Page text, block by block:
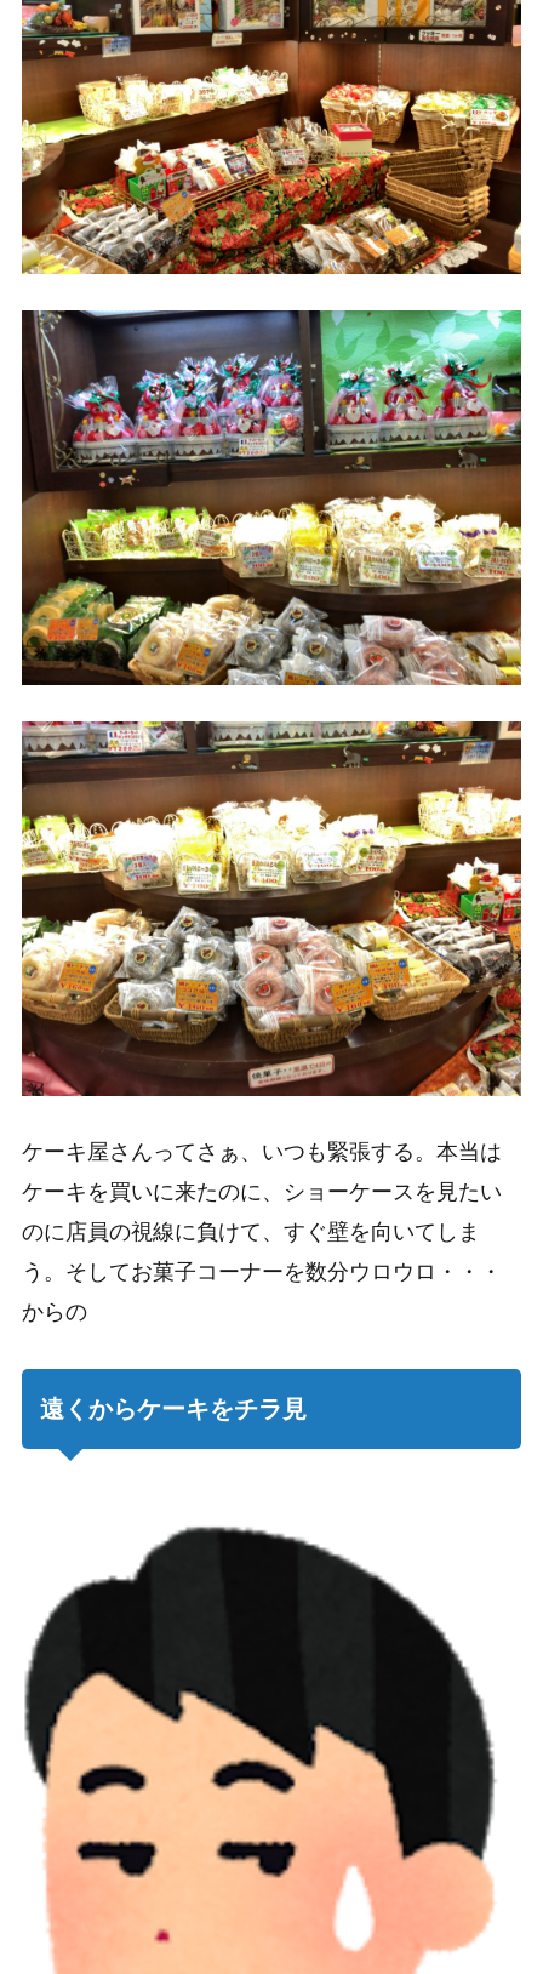
ケーキ屋さんってさぁ、いつも緊張する。本当は
ケーキを買いに来たのに、ショーケースを見たい
のに店員の視線に負けて、すぐ壁を向いてしま
う。そしてお菓子コーナーを数分ウロウロ・・・
からの
遠くからケーキをチラ見